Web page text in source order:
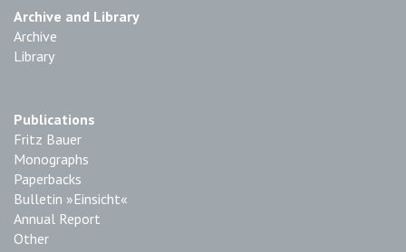
Archive and Library
Archive
Library
Publications
Fritz Bauer
Monographs
Paperbacks
Bulletin »Einsicht«
Annual Report
Other